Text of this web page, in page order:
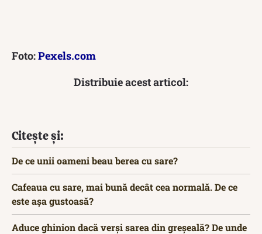
Foto:Pexels.com
Distribuie acest articol:
Citește și:
De ce unii oameni beau berea cu sare?
Cafeaua cu sare, mai bună decât cea normală. De ce
este așa gustoasă?
Aduce ghinion dacă verși sarea din greșeală? De unde